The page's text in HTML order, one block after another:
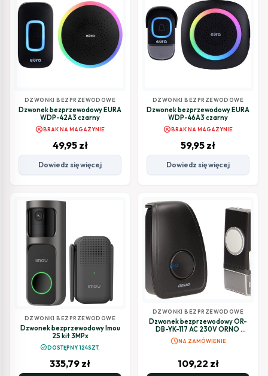
DZWONKI BEZPRZEWODOWE
Dzwonek bezprzewodowy EURA
WDP-42A3 czarny
cancelBRAK NA MAGAZYNIE
49,95 zł
Dowiedz się więcej
DZWONKI BEZPRZEWODOWE
Dzwonek bezprzewodowy EURA
WDP-46A3 czarny
cancelBRAK NA MAGAZYNIE
59,95 zł
Dowiedz się więcej
DZWONKI BEZPRZEWODOWE
Dzwonek bezprzewodowy Imou
2S kit 3MPx
check_circleDOSTĘPNY 124SZT.
335,79 zł
DZWONKI BEZPRZEWODOWE
Dzwonek bezprzewodowy OR-
DB-YK-117 AC 230V ORNO
OPERA
scheduleNA ZAMÓWIENIE
109,22 zł